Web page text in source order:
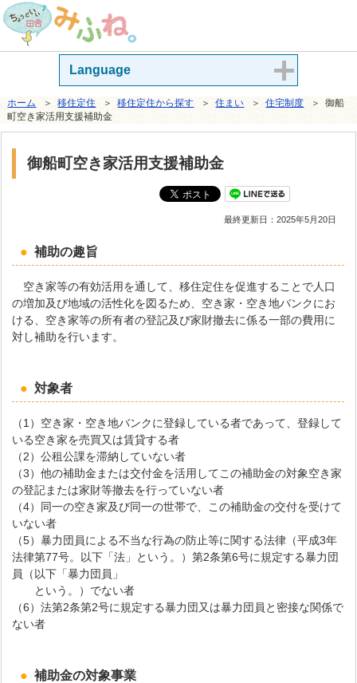
Language
ホーム ＞移住定住 ＞移住定住から探す ＞住まい ＞住宅制度 ＞ 御船
町空き家活用支援補助金
御船町空き家活用支援補助金
最終更新日：2025年5月20日
補助の趣旨
空き家等の有効活用を通して、移住定住を促進することで人口
の増加及び地域の活性化を図るため、空き家・空き地バンクにお
ける、空き家等の所有者の登記及び家財撤去に係る一部の費用に
対し補助を行います。
対象者
（1）空き家・空き地バンクに登録している者であって、登録して
いる空き家を売買又は賃貸する者
（2）公租公課を滞納していない者
（3）他の補助金または交付金を活用してこの補助金の対象空き家
の登記または家財等撤去を行っていない者
（4）同一の空き家及び同一の世帯で、この補助金の交付を受けて
いない者
（5）暴力団員による不当な行為の防止等に関する法律（平成3年
法律第77号。以下「法」という。）第2条第6号に規定する暴力団
員（以下「暴力団員」
という。）でない者
（6）法第2条第2号に規定する暴力団又は暴力団員と密接な関係で
ない者
補助金の対象事業